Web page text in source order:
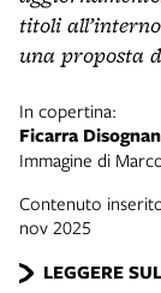
LEGGERE
titoli
una proposta
In copertina:
Ficarra
Immagine di
Contenuto
nov 2025